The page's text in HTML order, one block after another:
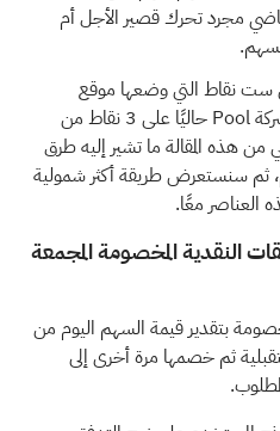
مجرد تحرك قصير الأجل أم
من ست نقاط التي وضعها موقع
3 نقاط من
من هذه المقالة ما تشير إليه طرق
ثم سنستعرض طريقة أكثر شمولية
العناصر معًا.
النقدية المخصومة المجمعة
بتقدير قيمة السهم اليوم من
ثم خصمها مرة أخرى إلى